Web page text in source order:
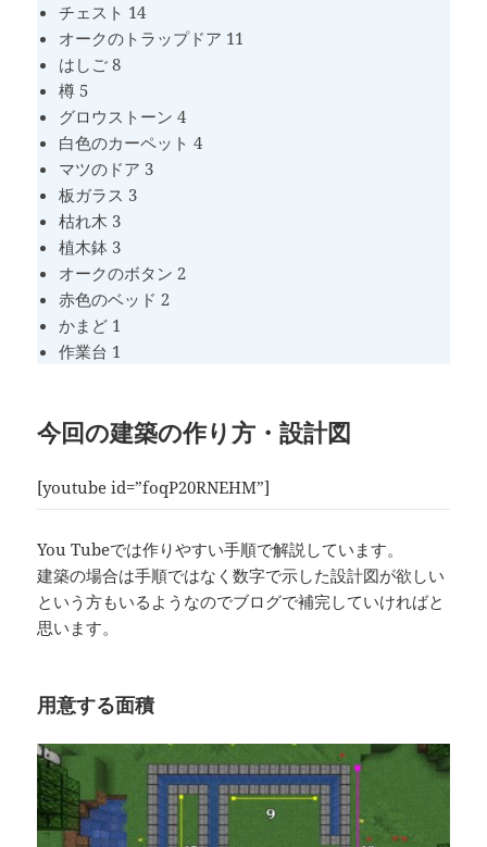
チェスト 14
オークのトラップドア 11
はしご 8
樽 5
グロウストーン 4
白色のカーペット 4
マツのドア 3
板ガラス 3
枯れ木 3
植木鉢 3
オークのボタン 2
赤色のベッド 2
かまど 1
作業台 1
今回の建築の作り方・設計図
[youtube id=”foqP20RNEHM”]
You Tubeでは作りやすい手順で解説しています。
建築の場合は手順ではなく数字で示した設計図が欲しい
という方もいるようなのでブログで補完していければと
思います。
用意する面積